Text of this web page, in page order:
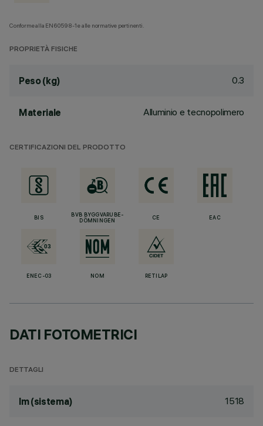
Conforme alla EN60598-1 e alle normative pertinenti.
PROPRIETÀ FISICHE
Peso (kg) 0.3
Materiale Alluminio e tecnopolimero
CERTIFICAZIONI DEL PRODOTTO
BIS
BVB BYGGVARUBE-
DÖMNINGEN
CE EAC
ENEC-03 NOM RETILAP
DATI FOTOMETRICI
DETTAGLI
lm (sistema) 1518